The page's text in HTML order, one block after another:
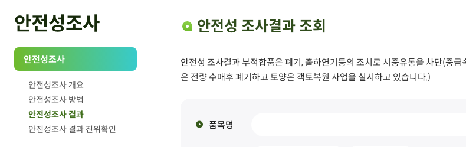
안전성조사
안전성조사
안전성조사 개요
안전성조사 방법
안전성조사 결과
안전성조사 결과 진위확인
안전성 조사결과 조회
안전성 조사결과 부적합품은 폐기, 출하연기등의 조치로 시중유통을 차단(중
은 전량 수매후 폐기하고 토양은 객토복원 사업을 실시하고 있습니다.)
품목명